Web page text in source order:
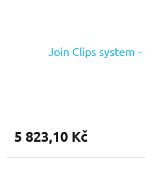
Join Clips system
5 823,10 Kč